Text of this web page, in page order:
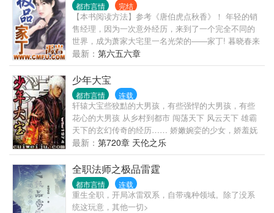
都市言情 完结
【本书阅读方法】参考《唐伯虎点秋香》！ 年轻的销
售经理，因为一次意外经历，来到了一个完全不同的
世界，成为萧家大宅里一名光荣的——家丁! 暮晓春来
迟 先于百花知 岁岁种桃树 开在断肠时 ...... 《桃花
诗》，属于三哥！
最新： 第六五六章
少年大宝
都市言情 连载
轩辕大宝些狡黠的大男孩，有些强悍的大男孩，有些
花心的大男孩 从乡村到都市 闯荡天下 风云天下 雄霸
天下的玄幻传奇的经历…… 娇嫩婉娈的少女，娇羞妩
媚的少妇，娇艳性感的熟妇…… 1+2+3+......+12=??
你说有多少美女呢?呵呵!一水仙二杏三桃四牡丹五石榴
六荷七紫薇八桂九菊十芙蓉十一山茶十二腊梅! (不喜
欢禁忌情结的勿进)
最新： 第720章 天伦之乐
全职法师之极品雷霆
都市言情 连载
重生全职，开局冰雷双系，自带魂种领域。除了没系
统这玩意，其他一切>